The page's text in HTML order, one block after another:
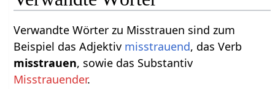
Verwandte Wörter zu Misstrauen sind zum
Beispiel das Adjektiv misstrauend, das Verb
misstrauen, sowie das Substantiv
Misstrauender.